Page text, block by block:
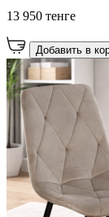
13 950 тенге
Добавить в